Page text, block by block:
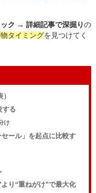
ク → 詳細記事で深掘り の
タイミングを見つけてく
する
け
ール」を起点に比較す
り“重ねがけ”で最大化